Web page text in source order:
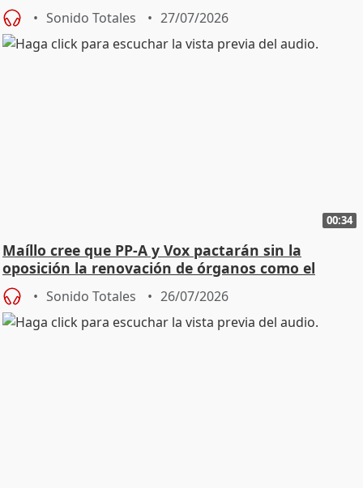
Sonido Totales 27/07/2026
00:34
Maíllo cree que PP-A y Vox pactarán sin la
oposición la renovación de órganos como el
Defensor
Sonido Totales 26/07/2026